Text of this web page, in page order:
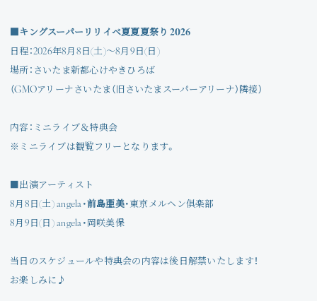
Photo
Movie
Voice
回想録
■キングスーパーリリイベ夏夏夏祭り 2026
日程：2026年8月8日(土)～8月9日(日)
場所：さいたま新都心けやきひろば
（GMOアリーナさいたま（旧さいたまスーパーアリーナ）隣接）
内容：ミニライブ＆特典会
※ミニライブは観覧フリーとなります。
■出演アーティスト
8月8日(土) angela・前島亜美・東京メルヘン俱楽部
8月9日(日) angela・岡咲美保
当日のスケジュールや特典会の内容は後日解禁いたします！
お楽しみに♪